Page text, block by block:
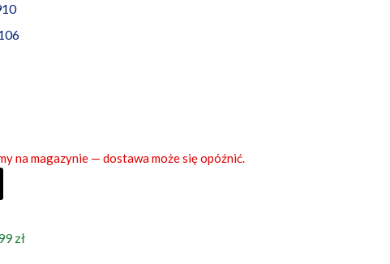
na magazynie — dostawa może się opóźnić.
zł